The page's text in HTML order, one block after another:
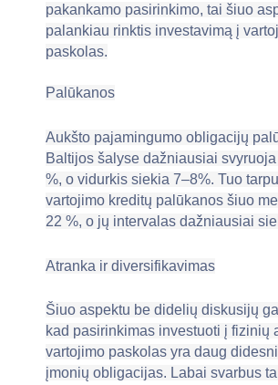
pakankamo pasirinkimo, tai šiuo
palankiau rinktis investavimą į
paskolas.
Palūkanos
Aukšto pajamingumo obligacijų
Baltijos šalyse dažniausiai
%, o vidurkis siekia 7–8%. Tuo
vartojimo kreditų palūkanos šiuo
22 %, o jų intervalas dažniausiai
Atranka ir diversifikavimas
Šiuo aspektu be didelių diskusijų
kad pasirinkimas investuoti į fizinių
vartojimo paskolas yra daug
įmonių obligacijas. Labai svarbus